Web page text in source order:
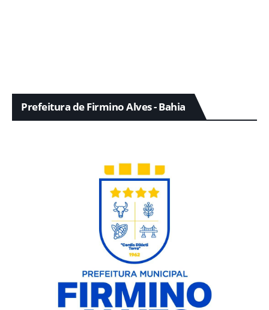
Prefeitura de Firmino Alves - Bahia